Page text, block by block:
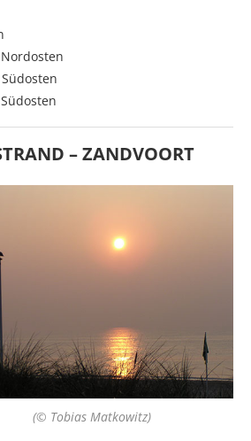
– ZANDVOORT
(© Tobias Matkowitz)